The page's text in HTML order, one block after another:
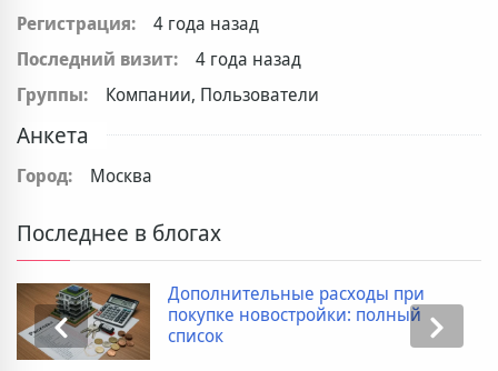
Регистрация:
4 года назад
Последний визит:
4 года назад
Группы:
Компании, Пользователи
Анкета
Город: Москва
Последнее в блогах
Дополнительные расходы при
покупке новостройки: полный
список